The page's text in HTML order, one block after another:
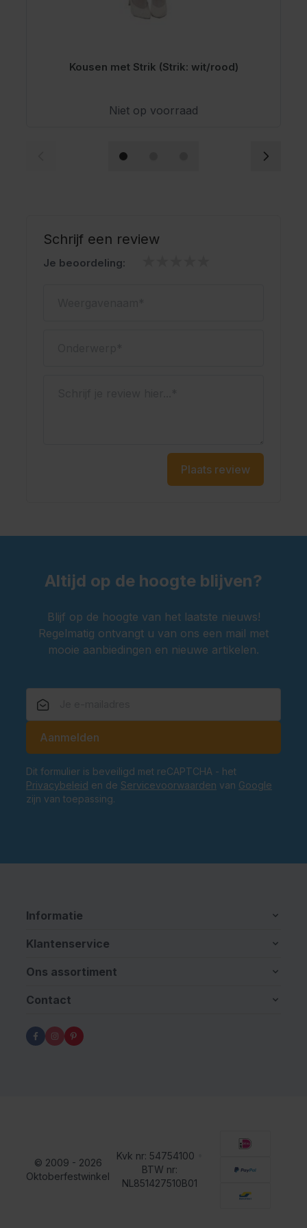
Kousen met Strik (Strik: wit/rood)
Niet op voorraad
Schrijf een review
Je beoordeling:
Plaats review
Altijd op de hoogte blijven?
Blijf op de hoogte van het laatste nieuws!
Regelmatig ontvangt u van ons een mail met
mooie aanbiedingen en nieuwe artikelen.
Aanmelden
Dit formulier is beveiligd met reCAPTCHA - het
Privacybeleid en de Servicevoorwaarden van Google
zijn van toepassing.
Informatie
Klantenservice
Ons assortiment
Contact
© 2009 - 2026
Oktoberfestwinkel
Kvk nr: 54754100
BTW nr:
NL851427510B01